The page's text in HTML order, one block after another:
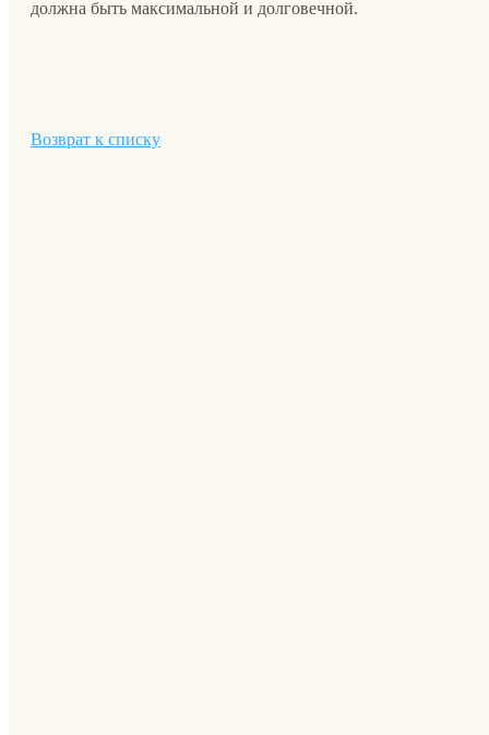
должна быть максимальной и долговечной.
Возврат к списку